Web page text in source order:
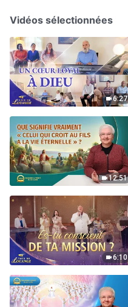
Vidéos sélectionnées
6:27
12:51
6:10